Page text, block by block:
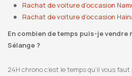
Rachat de voiture d’occasion
Rachat de voiture d’occasion
En combien de temps puis-je vendre
Sélange ?
24H chrono c’est le temps qu’il vous